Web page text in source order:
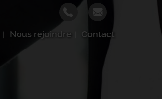
Nous rejoindre Contact